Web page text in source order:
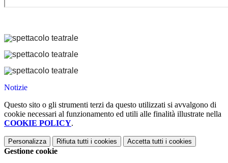
Notizie
Questo sito o gli strumenti terzi da questo utilizzati si avvalgono di
cookie necessari al funzionamento ed utili alle finalità illustrate nella
COOKIE POLICY.
Personalizza Rifiuta tutti i cookies Accetta tutti i cookies
Gestione cookie